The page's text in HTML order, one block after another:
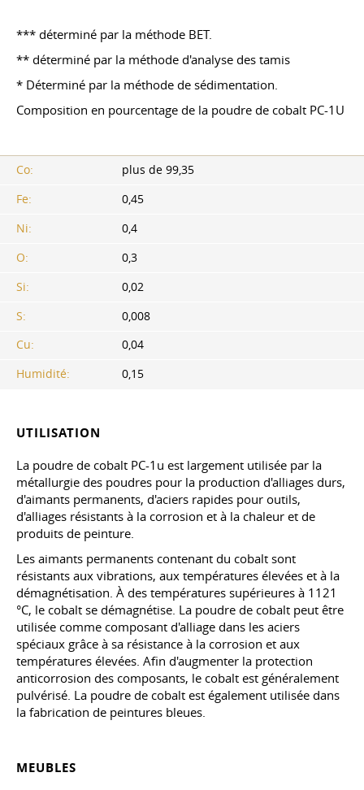
*** déterminé par la méthode BET.
** déterminé par la méthode d'analyse des tamis
* Déterminé par la méthode de sédimentation.
Composition en pourcentage de la poudre de cobalt PC-1U
Co:
plus de 99,35
Fe:
0,45
Ni:
0,4
O:
0,3
Si:
0,02
S:
0,008
Cu:
0,04
Humidité:
0,15
UTILISATION
La poudre de cobalt PC-1u est largement utilisée par la
métallurgie des poudres pour la production d'alliages durs,
d'aimants permanents, d'aciers rapides pour outils,
d'alliages résistants à la corrosion et à la chaleur et de
produits de peinture.
Les aimants permanents contenant du cobalt sont
résistants aux vibrations, aux températures élevées et à la
démagnétisation. À des températures supérieures à 1121
°C, le cobalt se démagnétise. La poudre de cobalt peut être
utilisée comme composant d'alliage dans les aciers
spéciaux grâce à sa résistance à la corrosion et aux
températures élevées. Afin d'augmenter la protection
anticorrosion des composants, le cobalt est généralement
pulvérisé. La poudre de cobalt est également utilisée dans
la fabrication de peintures bleues.
MEUBLES